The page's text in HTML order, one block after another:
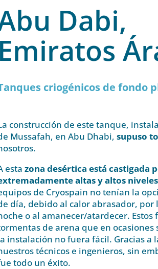
Dabi,
Emiratos
criogénicos de fondo
construcción de este tanque,
Mussafah, en Abu Dhabi,supuso
estazona desértica está castigada
altas y altos
de Cryospain no tenían la
día, debido al calor abrasador,
o al amanecer/atardecer. Estos
de arena que en
instalación no fuera fácil. Gracias a
técnicos e ingenieros, sin
todo un éxito.